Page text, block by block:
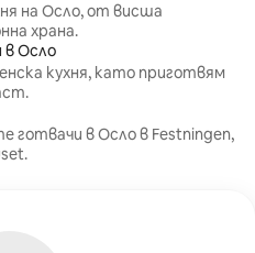
на Осло, от висша
храна.
Осло
кухня, като приготвям
готвачи в Осло в Festningen,